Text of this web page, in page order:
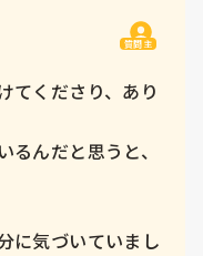
質問主
てくださり、あり
んだと思うと、
に気づいていまし